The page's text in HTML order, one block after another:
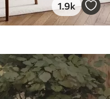
1.9k